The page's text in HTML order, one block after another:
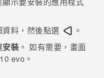
料，然後點選
。
安裝 。 如有需要，畫面
evo 。